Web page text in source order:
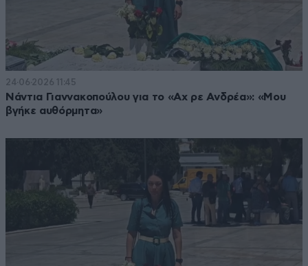
24·06·2026 11:45
Νάντια Γιαννακοπούλου για το «Αχ ρε Ανδρέα»: «Μου
βγήκε αυθόρμητα»